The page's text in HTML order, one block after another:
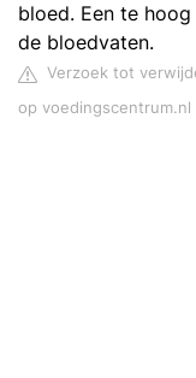
bloed. Een te
de bloedvaten.
Verzoek tot
op voedingscentrum.nl